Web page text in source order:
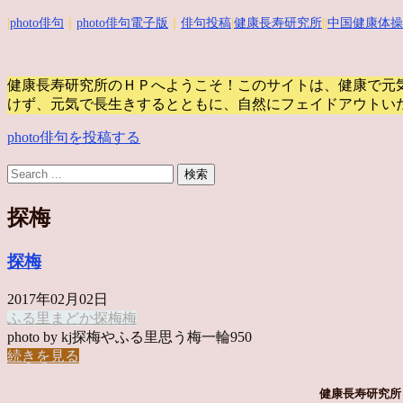
photo俳句 photo俳句電子版 俳句投稿 健康長寿研究所 中国健康体操
健康長寿研究所のＨＰへようこそ！このサイトは、健康で
けず、元気で長生きするとともに、自然にフェイドアウトい
photo俳句を投稿する
探梅
探梅
2017年02月02日
ふる里 まどか探梅梅
photo by kj探梅やふる里思う梅一輪950
続きを見る
健康長寿研究